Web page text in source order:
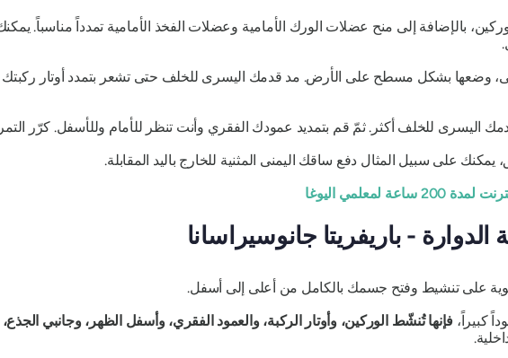
بالإضافة إلى منح عضلات الورك الأمامية وعضلات الفخذ الأمامية تمدداً مناسباً.
وضعها بشكل مسطح على الأرض. مد قدمك اليسرى للخلف حتى تشعر بتمدد أوتار ركبتك
اليسرى للخلف أكثر. ثمّ قم بتمديد عمودك الفقري وأنت تنظر للأمام وللأسفل. كرّر
على سبيل المثال دفع ساقك اليمنى المثنية للخارج باليد المقابلة.
لمعلمي اليوغا
الدوارة - باريفريتا جانوسيراسانا
على تنشيط وفتح جسمك بالكامل من أعلى إلى أسفل.
كبيراً، فإنها تُنشّط الوركين، وأوتار الركبة، والعمود الفقري، وأسفل الظهر، وجانبي